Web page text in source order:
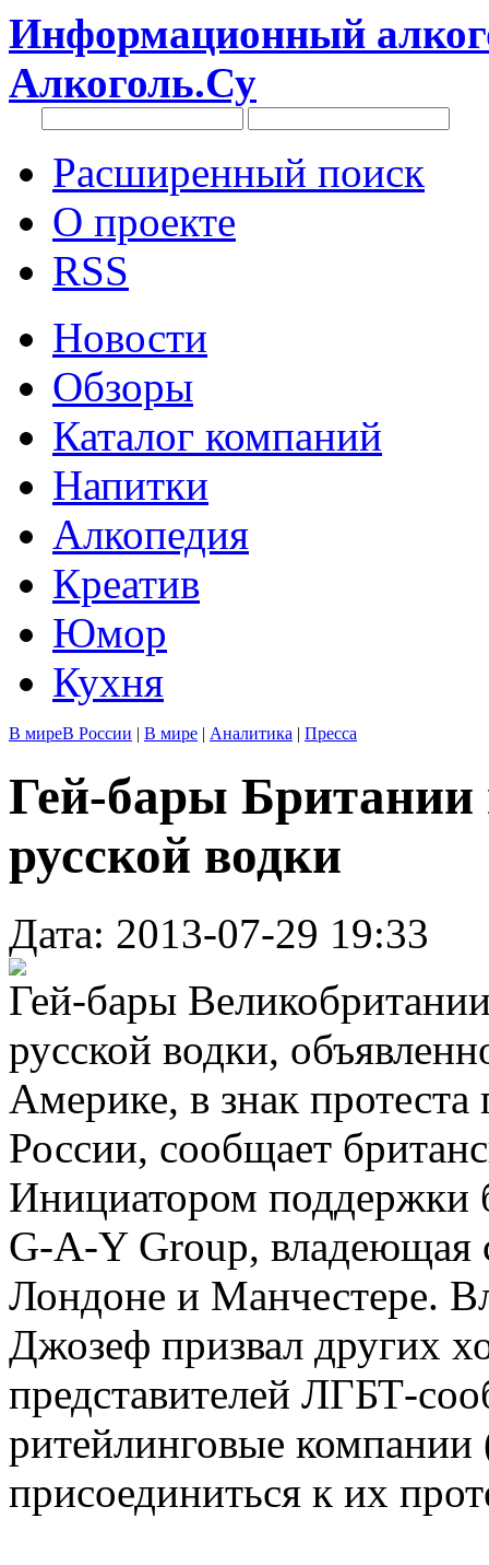
Информационный
Алкоголь.Су
Расширенный поиск
О проекте
RSS
Новости
Обзоры
Каталог компаний
Напитки
Алкопедия
Креатив
Юмор
Кухня
В миреВ России | В мире | Аналитика | Пресса
Гей-бары Британии
русской водки
Дата: 2013-07-29 19:33
Гей-бары
русской водки,
Америке, в знак протеста
России, сообщает
Инициатором поддержки
G-A-Y Group, владеющая
Лондоне и Манчестере.
Джозеф призвал других
представителей ЛГБТ-
ритейлинговые компании
присоединиться к их